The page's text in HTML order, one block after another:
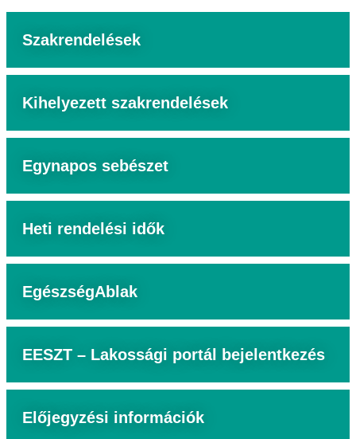
Szakrendelések
Kihelyezett szakrendelések
Egynapos sebészet
Heti rendelési idők
EgészségAblak
EESZT – Lakossági portál bejelentkezés
Előjegyzési információk